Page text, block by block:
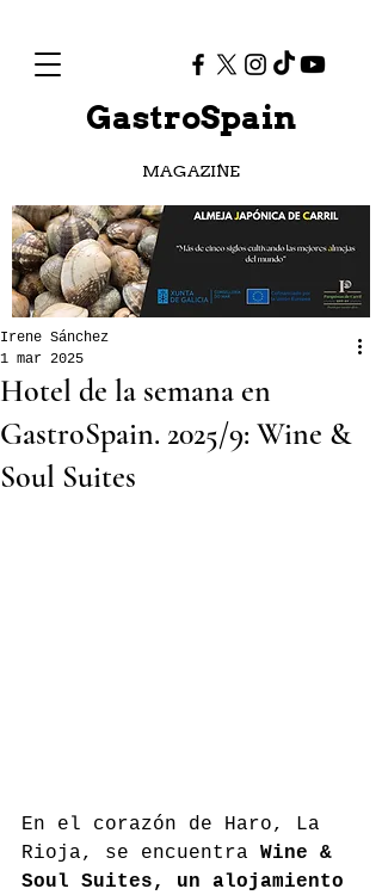
GastroSpain
MAGAZINE
Hotel de la semana en
GastroSpain. 2025/9: Wine &
Soul Suites
Irene Sánchez
1 mar 2025
En el corazón de Haro, La
Rioja, se encuentra Wine &
Soul Suites, un alojamiento